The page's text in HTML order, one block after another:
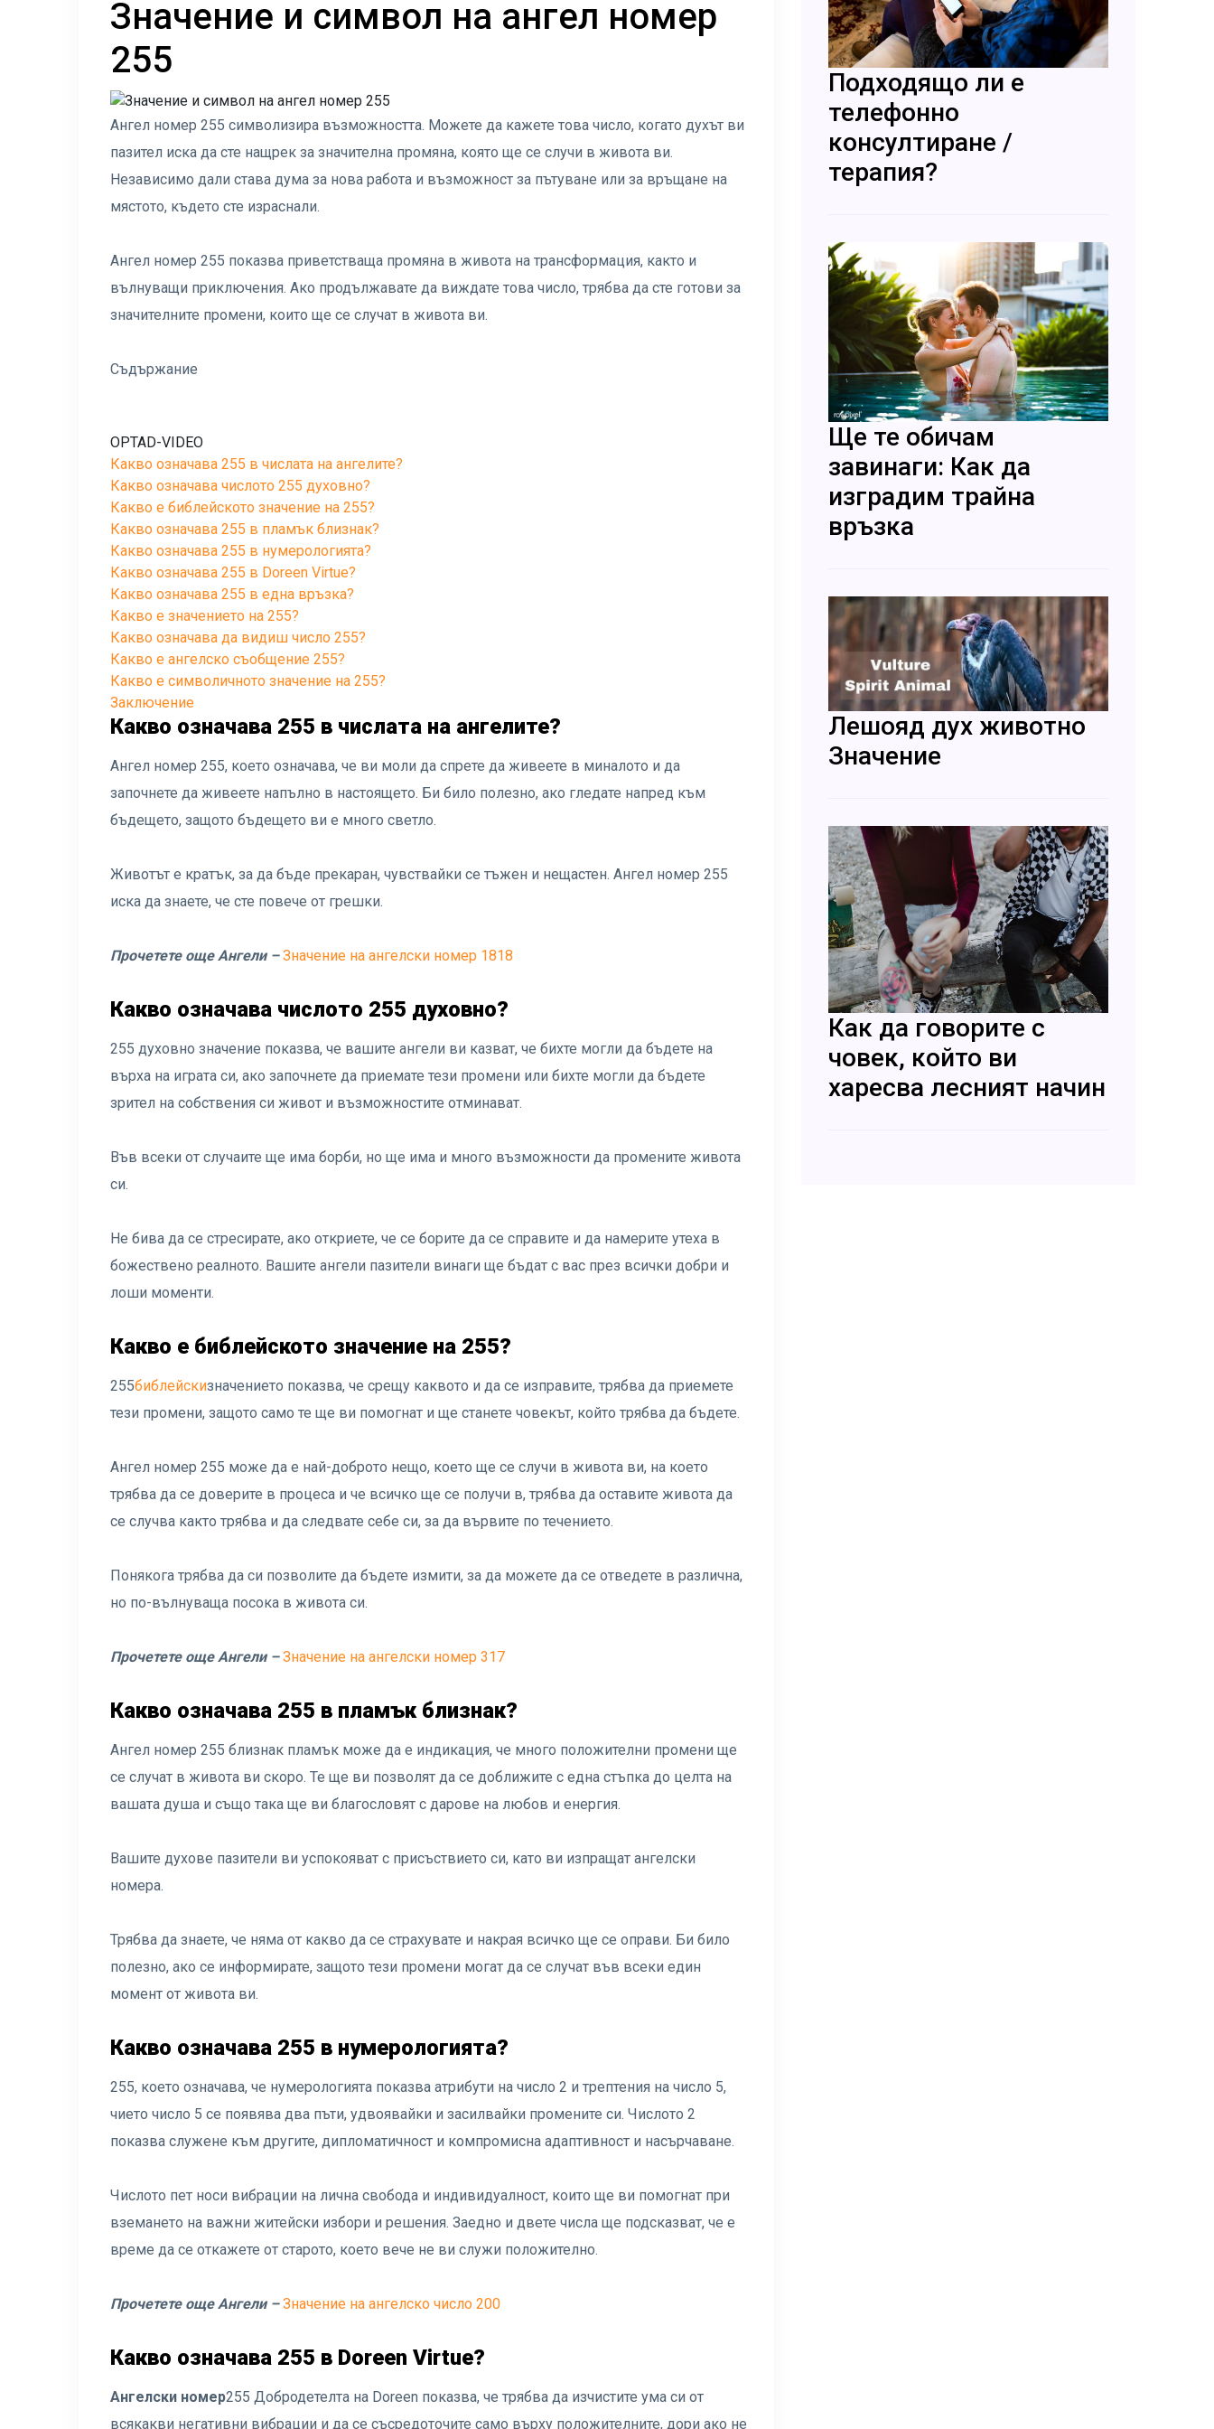
Значение и символ на ангел номер
255
Ангел номер 255 символизира възможността. Можете да кажете това число, когато духът ви
пазител иска да сте нащрек за значителна промяна, която ще се случи в живота ви.
Независимо дали става дума за нова работа и възможност за пътуване или за връщане на
мястото, където сте израснали.
Ангел номер 255 показва приветстваща промяна в живота на трансформация, както и
вълнуващи приключения. Ако продължавате да виждате това число, трябва да сте готови за
значителните промени, които ще се случат в живота ви.
Съдържание
OPTAD-VIDEO
Какво означава 255 в числата на ангелите?
Какво означава числото 255 духовно?
Какво е библейското значение на 255?
Какво означава 255 в пламък близнак?
Какво означава 255 в нумерологията?
Какво означава 255 в Doreen Virtue?
Какво означава 255 в една връзка?
Какво е значението на 255?
Какво означава да видиш число 255?
Какво е ангелско съобщение 255?
Какво е символичното значение на 255?
Заключение
Какво означава 255 в числата на ангелите?
Ангел номер 255, което означава, че ви моли да спрете да живеете в миналото и да
започнете да живеете напълно в настоящето. Би било полезно, ако гледате напред към
бъдещето, защото бъдещето ви е много светло.
Животът е кратък, за да бъде прекаран, чувствайки се тъжен и нещастен. Ангел номер 255
иска да знаете, че сте повече от грешки.
Прочетете още Ангели – Значение на ангелски номер 1818
Какво означава числото 255 духовно?
255 духовно значение показва, че вашите ангели ви казват, че бихте могли да бъдете на
върха на играта си, ако започнете да приемате тези промени или бихте могли да бъдете
зрител на собствения си живот и възможностите отминават.
Във всеки от случаите ще има борби, но ще има и много възможности да промените живота
си.
Не бива да се стресирате, ако откриете, че се борите да се справите и да намерите утеха в
божествено реалното. Вашите ангели пазители винаги ще бъдат с вас през всички добри и
лоши моменти.
Какво е библейското значение на 255?
255библейскизначението показва, че срещу каквото и да се изправите, трябва да приемете
тези промени, защото само те ще ви помогнат и ще станете човекът, който трябва да бъдете.
Ангел номер 255 може да е най-доброто нещо, което ще се случи в живота ви, на което
трябва да се доверите в процеса и че всичко ще се получи в, трябва да оставите живота да
се случва както трябва и да следвате себе си, за да вървите по течението.
Понякога трябва да си позволите да бъдете измити, за да можете да се отведете в различна,
но по-вълнуваща посока в живота си.
Прочетете още Ангели – Значение на ангелски номер 317
Какво означава 255 в пламък близнак?
Ангел номер 255 близнак пламък може да е индикация, че много положителни промени ще
се случат в живота ви скоро. Те ще ви позволят да се доближите с една стъпка до целта на
вашата душа и също така ще ви благословят с дарове на любов и енергия.
Вашите духове пазители ви успокояват с присъствието си, като ви изпращат ангелски
номера.
Трябва да знаете, че няма от какво да се страхувате и накрая всичко ще се оправи. Би било
полезно, ако се информирате, защото тези промени могат да се случат във всеки един
момент от живота ви.
Какво означава 255 в нумерологията?
255, което означава, че нумерологията показва атрибути на число 2 и трептения на число 5,
чието число 5 се появява два пъти, удвоявайки и засилвайки промените си. Числото 2
показва служене към другите, дипломатичност и компромисна адаптивност и насърчаване.
Числото пет носи вибрации на лична свобода и индивидуалност, които ще ви помогнат при
вземането на важни житейски избори и решения. Заедно и двете числа ще подсказват, че е
време да се откажете от старото, което вече не ви служи положително.
Прочетете още Ангели – Значение на ангелско число 200
Какво означава 255 в Doreen Virtue?
Ангелски номер255 Добродетелта на Doreen показва, че трябва да изчистите ума си от
всякакви негативни вибрации и да се съсредоточите само върху положителните, дори ако не
Подходящо ли е
телефонно
консултиране /
терапия?
Ще те обичам
завинаги: Как да
изградим трайна
връзка
Лешояд дух животно
Значение
Как да говорите с
човек, който ви
харесва лесният начин